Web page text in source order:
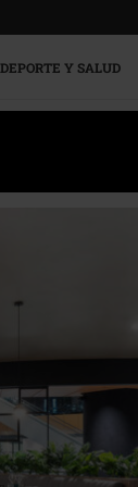
DEPORTE Y SALUD